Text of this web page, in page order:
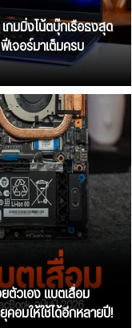
กมมิ่งโน้ตบุ๊กเรือธงสุด
จอร์มาเต็มครบ
วเอง แบตเสื่อม
อมให้ใช้ได้อีกหลายปี!